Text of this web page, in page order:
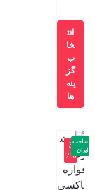
انت
خا
ب
گز
ینه
ها
-3
2%
ساخت
ایران